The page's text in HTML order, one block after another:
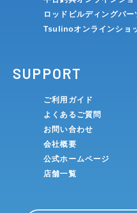
ロッドビルディングパ
Tsulinoオンラインショ
SUPPORT
ご利用ガイド
よくあるご質問
お問い合わせ
会社概要
公式ホームページ
店舗一覧